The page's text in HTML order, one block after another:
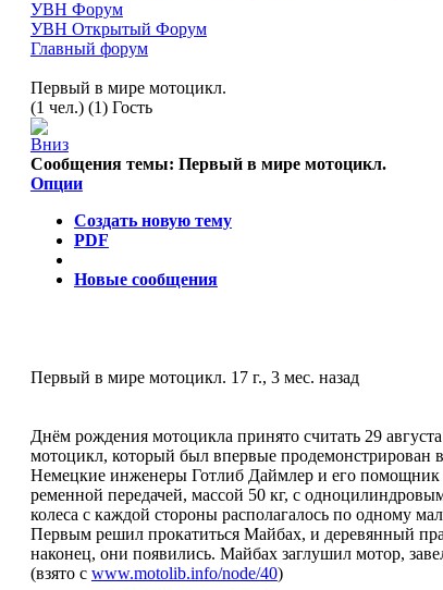
УВН Форум
УВН Открытый Форум
Главный форум
Первый в мире мотоцикл.
(1 чел.) (1) Гость
Сообщения темы: Первый в мире мотоцикл.
Опции
Создать новую тему
PDF
Новые сообщения
Первый в мире мотоцикл. 17 г., 3 мес. назад
Днём рождения мотоцикла принято считать 29
мотоцикл, который был впервые продемонстрирован
Немецкие инженеры Готлиб Даймлер и его помощник
ременной передачей, массой 50 кг, с
колеса с каждой стороны располагалось по одному
Первым решил прокатиться Майбах, и деревянный
наконец, они появились. Майбах заглушил мотор,
(взято с www.motolib.info/node/40)